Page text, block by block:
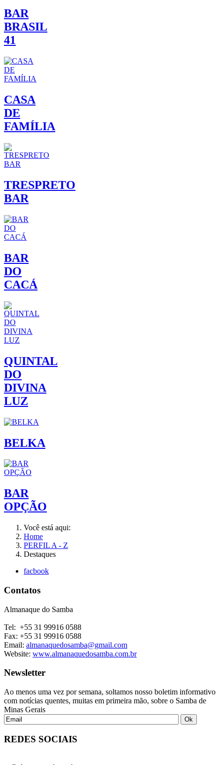
BAR
BRASIL
41
CASA
DE
FAMÍLIA
TRESPRETO
BAR
BAR
DO
CACÁ
QUINTAL
DO
DIVINA
LUZ
BELKA
BAR
OPÇÃO
Você está aqui:
Home
PERFIL A - Z
Destaques
facbook
Contatos
Almanaque do Samba
Tel: +55 31 99916 0588
Fax: +55 31 99916 0588
Email: almanaquedosamba@gmail.com
Website: www.almanaquedosamba.com.br
Newsletter
Ao menos uma vez por semana, soltamos nosso boletim informativo
com notícias quentes, muitas em primeira mão, sobre o Samba de
Minas Gerais
REDES SOCIAIS